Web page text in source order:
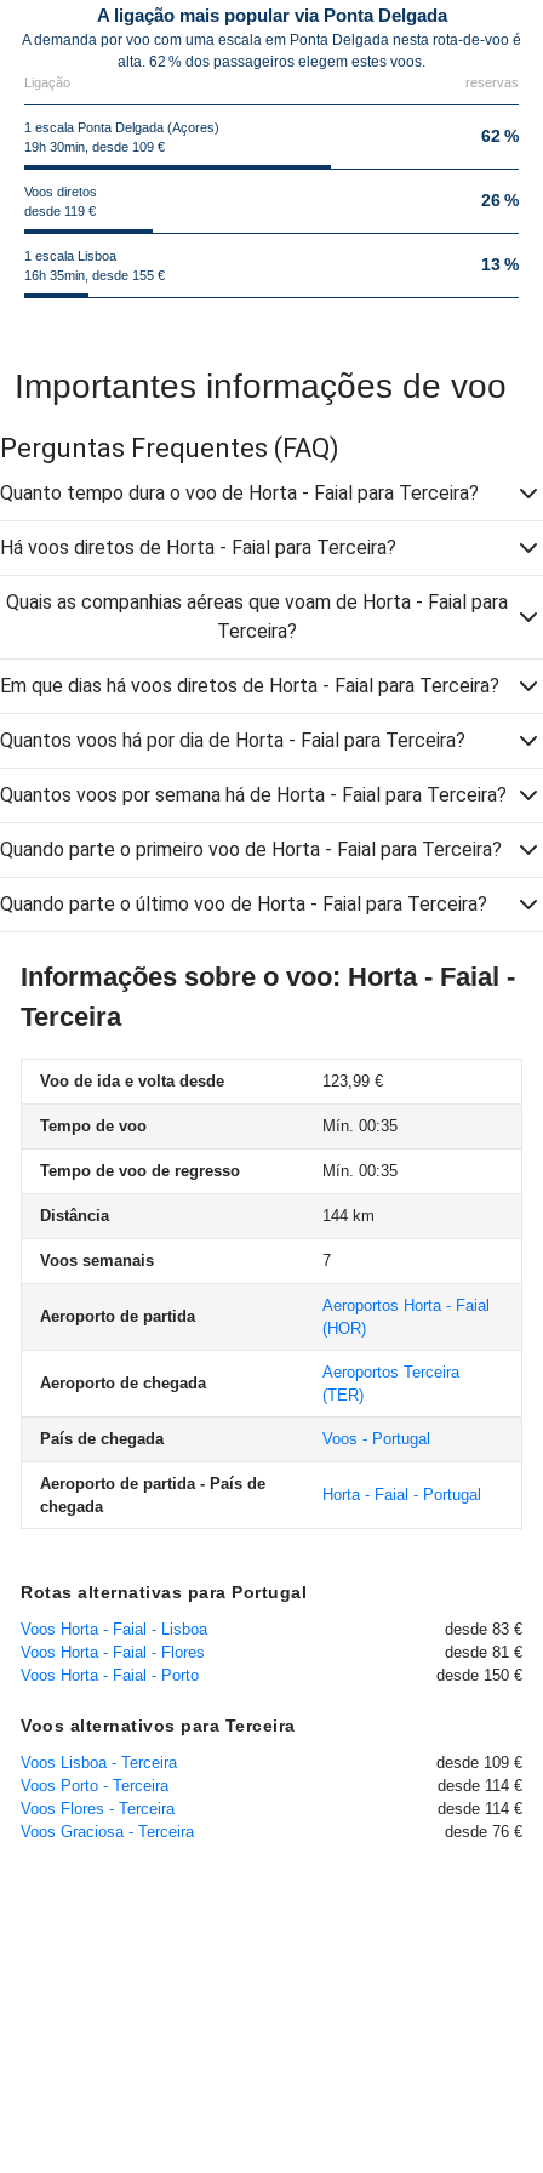
A ligação mais popular via Ponta Delgada
A demanda por voo com uma escala em Ponta Delgada nesta rota-de-voo é
alta. 62 % dos passageiros elegem estes voos.
Ligação reservas
1 escala Ponta Delgada (Açores)
19h 30min, desde 109 €
62 %
Voos diretos
desde 119 €
26 %
1 escala Lisboa
16h 35min, desde 155 €
13 %
Importantes informações de voo
Perguntas Frequentes (FAQ)
Quanto tempo dura o voo de Horta - Faial para Terceira?
Há voos diretos de Horta - Faial para Terceira?
Quais as companhias aéreas que voam de Horta - Faial para
Terceira?
Em que dias há voos diretos de Horta - Faial para Terceira?
Quantos voos há por dia de Horta - Faial para Terceira?
Quantos voos por semana há de Horta - Faial para Terceira?
Quando parte o primeiro voo de Horta - Faial para Terceira?
Quando parte o último voo de Horta - Faial para Terceira?
Informações sobre o voo: Horta - Faial -
Terceira
Voo de ida e volta desde 123,99 €
Tempo de voo Mín. 00:35
Tempo de voo de regresso Mín. 00:35
Distância 144 km
Voos semanais 7
Aeroporto de partida
Aeroportos Horta - Faial
(HOR)
Aeroporto de chegada
Aeroportos Terceira
(TER)
País de chegada Voos - Portugal
Aeroporto de partida - País de
chegada
Horta - Faial - Portugal
Rotas alternativas para Portugal
Voos Horta - Faial - Lisboa
desde 83 €
Voos Horta - Faial - Flores
desde 81 €
Voos Horta - Faial - Porto
desde 150 €
Voos alternativos para Terceira
Voos Lisboa - Terceira
desde 109 €
Voos Porto - Terceira
desde 114 €
Voos Flores - Terceira
desde 114 €
Voos Graciosa - Terceira
desde 76 €